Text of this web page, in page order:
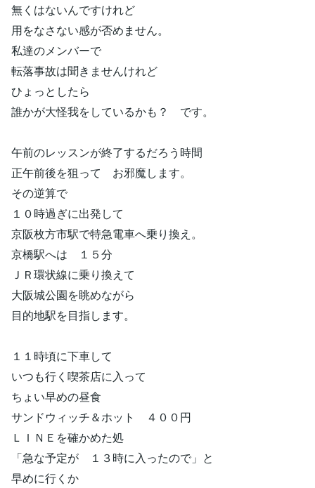
無くはないんですけれど
用をなさない感が否めません。
私達のメンバーで
転落事故は聞きませんけれど
ひょっとしたら
誰かが大怪我をしているかも？ です。
午前のレッスンが終了するだろう時間
正午前後を狙って お邪魔します。
その逆算で
１０時過ぎに出発して
京阪枚方市駅で特急電車へ乗り換え。
京橋駅へは １５分
ＪＲ環状線に乗り換えて
大阪城公園を眺めながら
目的地駅を目指します。
１１時頃に下車して
いつも行く喫茶店に入って
ちょい早めの昼食
サンドウィッチ＆ホット ４００円
ＬＩＮＥを確かめた処
「急な予定が １３時に入ったので」と
早めに行くか